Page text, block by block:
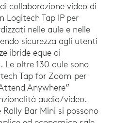
collaborazione video di
Logitech Tap IP per
nelle aule e nelle
sicurezza agli utenti
ibride eque ai
oltre 130 aule sono
Tap for Zoom per
Anywhere”
audio/video.
Bar Mini si possono